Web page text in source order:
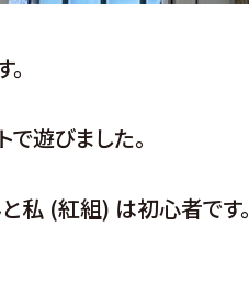
遊びました。
私 (紅組) は初心者です。